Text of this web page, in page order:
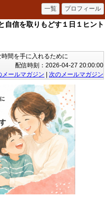
自信を取りもどす１日１ヒント
間を手に入れるために
配信時刻：2026-04-27 20:00:00
メールマガジン
次のメールマガジン